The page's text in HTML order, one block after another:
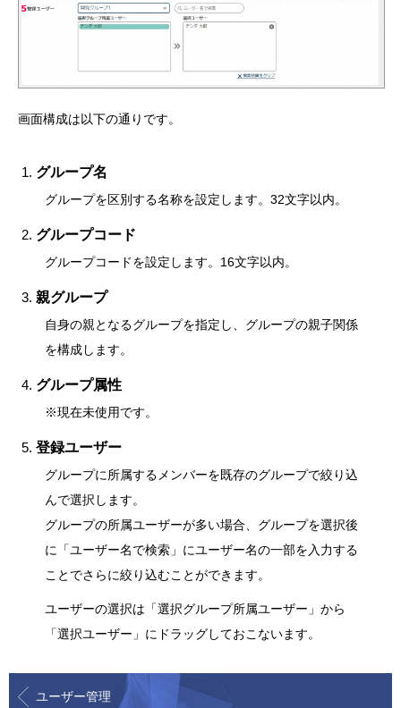
画面構成は以下の通りです。
グループ名
グループを区別する名称を設定します。32文字以内。
グループコード
グループコードを設定します。16文字以内。
親グループ
自身の親となるグループを指定し、グループの親子関係
を構成します。
グループ属性
※現在未使用です。
登録ユーザー
グループに所属するメンバーを既存のグループで絞り込
んで選択します。
グループの所属ユーザーが多い場合、グループを選択後
に「ユーザー名で検索」にユーザー名の一部を入力する
ことでさらに絞り込むことができます。
ユーザーの選択は「選択グループ所属ユーザー」から
「選択ユーザー」にドラッグしておこないます。
ユーザー管理